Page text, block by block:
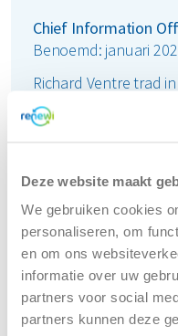
Deze website maakt
We gebruiken cookies
personaliseren, om
en om ons
informatie over uw
partners voor social
partners kunnen deze
Chief Information
Benoemd: januari
Richard Ventre trad
Information Officer
dan twintig jaar
Europa en Azië. Voor
Richard Group CIO
waar hij
technologiestrategie
van bedrijven actief
energie, voeding en